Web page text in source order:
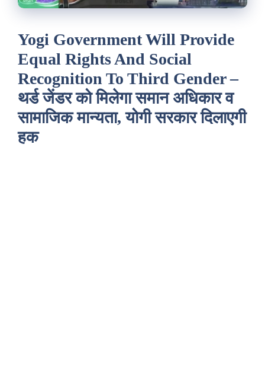
Yogi Government Will Provide
Equal Rights And Social
Recognition To Third Gender –
थर्ड जेंडर को मिलेगा समान अधिकार व
सामाजिक मान्यता, योगी सरकार दिलाएगी
हक